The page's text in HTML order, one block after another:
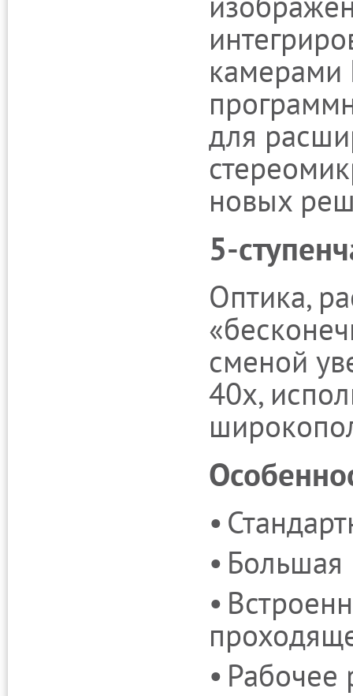
камерами
для
новых
5-
Оптика,
сменой
40х,
Большая
Рабочее